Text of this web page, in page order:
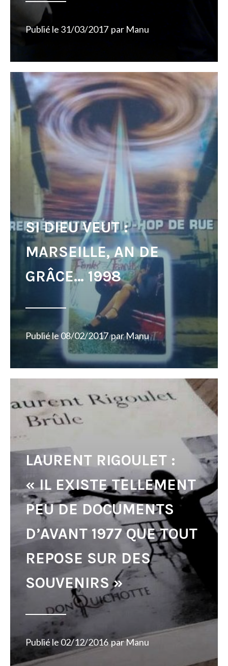
Publié le 31/03/2017 par Manu
SI DIEU VEUT :
MARSEILLE, AN DE
GRÂCE… 1998
Publié le 08/02/2017 parManu
LAURENT RIGOULET :
« IL EXISTE TELLEMENT
PEU DE DOCUMENTS
D’AVANT 1977 QUE TOUT
REPOSE SUR DES
SOUVENIRS »
Publié le 02/12/2016 parManu